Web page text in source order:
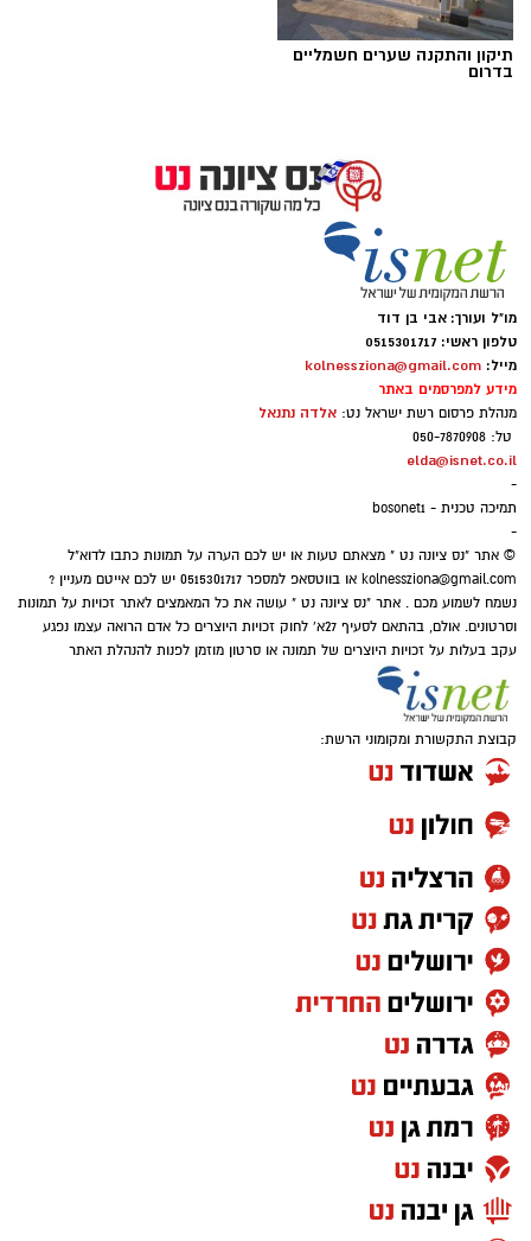
שירים שהפכו את הפוליטיקה הישראלית לפזמון
לא רק בקלפי: 6 שירים שהפכו את הפוליטיקה
הישראלית לפזמון
ממערכת הבחירות ועד יוקר המחיה, מהסטיקרים
על המכוניות ועד החלום לברוח ללונדון – הרבה
לפני הרשתות החברתיות, הזמרים כבר ידעו
להגיד את מה שהציבור חושב.
"איזו מדינה" – אלי לוזון שיר המחאה המזרחי
אם היה שיר שהיה יכול להתנגן ברקע כמעט בכל
מערכת בחירות בישראל, "איזו מדינה" כנראה היה
מועמד רציני. אלי לוזון שר על המציאות היומיומית,
על הקשיים ועל התחושה שמשהו כאן פשוט לא
מסתדר. עברו שנים, התחלפו ממשלות, אבל
השאלה שבכותרת? איכשהו היא עדיין נשמעת
מוכרת.
"שיר אהבה פוליטי" – חנן יובל קלאסיקה
משעשעת עם מסר רלוונטי
זוגיות ופוליטיקה אולי נשמעות כמו שני נושאים
תיקון והתקנה שערים חשמליים
בדרום
מו"ל ועורך: אבי בן דוד
טלפון ראשי: 0515301717
מייל: kolnessziona@gmail.com
מידע למפרסמים באתר
מנהלת פרסום רשת ישראל נט: אלדה נתנאל
טל: 050-7870908
elda@isnet.co.il
-
תמיכה טכנית - bosonet1
-
© אתר "נס ציונה נט " מצאתם טעות או יש לכם הערה על תמונות כתבו לדוא"ל
kolnessziona@gmail.com
או בווטסאפ למספר 0515301717 יש לכם אייטם מעניין ?
נשמח לשמוע מכם . אתר "נס ציונה נט " עושה את כל המאמצים לאתר זכויות על תמונות
וסרטונים. אולם, בהתאם לסעיף 27א' לחוק זכויות היוצרים כל אדם הרואה עצמו נפגע
עקב בעלות על זכויות היוצרים של תמונה או סרטון מוזמן לפנות להנהלת האתר
קבוצת התקשורת ומקומוני הרשת: